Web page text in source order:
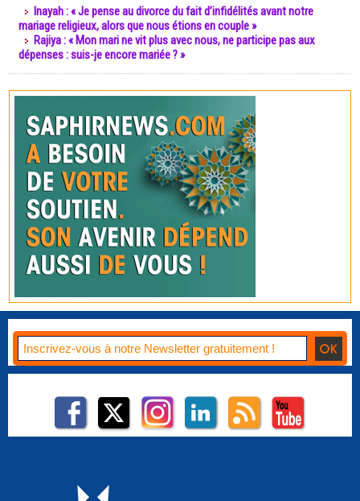
Inayah : « Je pense au divorce du fait d’infidélités avant notre
mariage religieux, alors que nous étions en couple »
Rajiya : « Mon mari ne vit plus avec nous, ne participe pas aux
dépenses : suis-je encore mariée ? »